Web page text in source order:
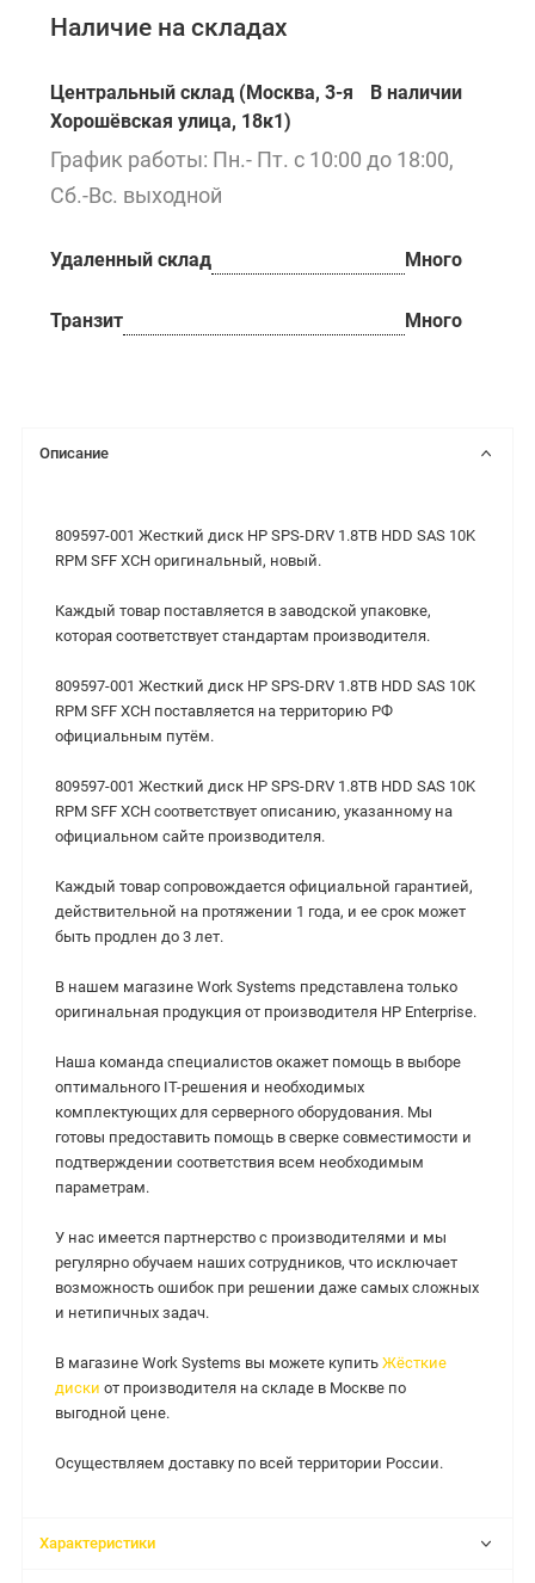
Наличие на складах
Центральный склад (Москва, 3-я
Хорошёвская улица, 18к1)
В наличии
График работы: Пн.- Пт. с 10:00 до 18:00,
Сб.-Вс. выходной
Удаленный склад Много
Транзит Много
Описание
809597-001 Жесткий диск HP SPS-DRV 1.8TB HDD SAS 10K
RPM SFF XCH оригинальный, новый.
Каждый товар поставляется в заводской упаковке,
которая соответствует стандартам производителя.
809597-001 Жесткий диск HP SPS-DRV 1.8TB HDD SAS 10K
RPM SFF XCH поставляется на территорию РФ
официальным путём.
809597-001 Жесткий диск HP SPS-DRV 1.8TB HDD SAS 10K
RPM SFF XCH cоответствует описанию, указанному на
официальном сайте производителя.
Каждый товар сопровождается официальной гарантией,
действительной на протяжении 1 года, и ее срок может
быть продлен до 3 лет.
В нашем магазине Work Systems представлена только
оригинальная продукция от производителя HP Enterprise.
Наша команда специалистов окажет помощь в выборе
оптимального IT-решения и необходимых
комплектующих для серверного оборудования. Мы
готовы предоставить помощь в сверке совместимости и
подтверждении соответствия всем необходимым
параметрам.
У нас имеется партнерство с производителями и мы
регулярно обучаем наших сотрудников, что исключает
возможность ошибок при решении даже самых сложных
и нетипичных задач.
В магазине Work Systems вы можете купить Жёсткие
диски от производителя на складе в Москве по
выгодной цене.
Осуществляем доставку по всей территории России.
Характеристики